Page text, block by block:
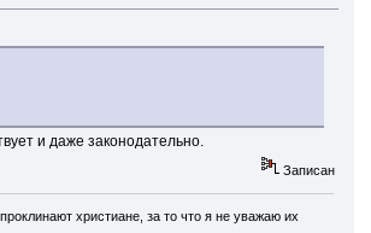
и даже законодательно.
Записан
христиане, за то что я не уважаю их